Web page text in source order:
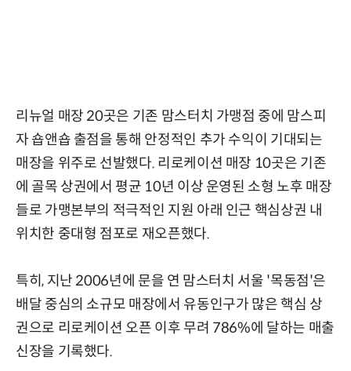
리뉴얼 매장 20곳은 기존 맘스터치 가맹점 중에 맘스피
자 숍앤숍 출점을 통해 안정적인 추가 수익이 기대되는
매장을 위주로 선발했다. 리로케이션 매장 10곳은 기존
에 골목 상권에서 평균 10년 이상 운영된 소형 노후 매장
들로 가맹본부의 적극적인 지원 아래 인근 핵심상권 내
위치한 중대형 점포로 재오픈했다.
특히, 지난 2006년에 문을 연 맘스터치 서울 '목동점'은
배달 중심의 소규모 매장에서 유동인구가 많은 핵심 상
권으로 리로케이션 오픈 이후 무려 786%에 달하는 매출
신장을 기록했다.